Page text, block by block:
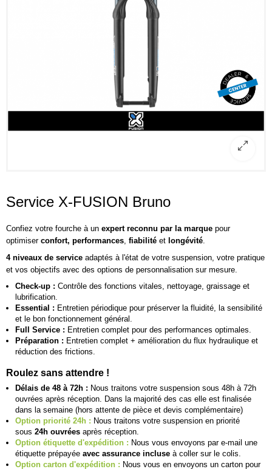
Service X-FUSION Bruno
Confiez votre fourche à un expert reconnu par la marque pour
optimiser confort, performances fiabilité et longévité
4 niveaux de service adaptés à l'état de votre suspension, votre pratique
et vos objectifs avec des options de personnalisation sur mesure.
Check-up : Contrôle des fonctions vitales, nettoyage, graissage et
lubrification.
Essential : Entretien périodique pour préserver la fluidité, la sensibilité
et le bon fonctionnement général.
Full Service : Entretien complet pour des performances optimales.
Préparation : Entretien complet + amélioration du flux hydraulique et
réduction des frictions.
Roulez sans attendre !
Délais de 48 à 72h : Nous traitons votre suspension sous 48h à 72h
ouvrées après réception. Dans la majorité des cas elle est finalisée
dans la semaine (hors attente de pièce et devis complémentaire)
Option priorité 24h : Nous traitons votre suspension en priorité
sous 24h ouvrées après réception.
Option étiquette d'expédition : Nous vous envoyons par e-mail une
étiquette prépayée avec assurance incluse à coller sur le colis.
Option carton d'expédition : Nous vous en envoyons un carton pour